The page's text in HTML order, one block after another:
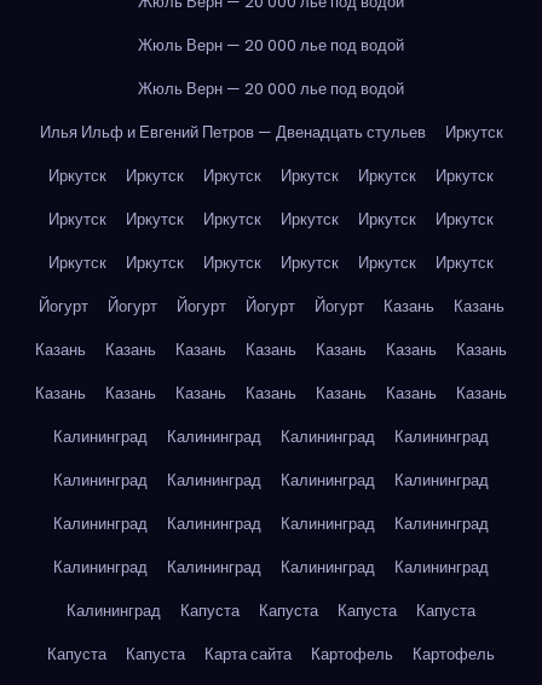
Жюль Верн — 20 000 лье под водой
Жюль Верн — 20 000 лье под водой
Илья Ильф и Евгений Петров — Двенадцать стульев
Иркутск
Иркутск
Иркутск Иркутск Иркутск Иркутск
Иркутск
Иркутск
Иркутск Иркутск Иркутск Иркутск
Иркутск
Иркутск
Иркутск Иркутск Иркутск Иркутск
Иркутск
Йогурт
Йогурт Йогурт Йогурт Йогурт Казань
Казань
Казань
Казань Казань Казань Казань Казань
Казань
Казань
Казань Казань Казань Казань Казань
Казань
Калининград
Калининград Калининград
Калининград
Калининград
Калининград Калининград
Калининград
Калининград
Калининград Калининград
Калининград
Калининград
Калининград Калининград
Калининград
Калининград
Капуста Капуста Капуста
Капуста
Капуста
Капуста Карта сайта Картофель
Картофель